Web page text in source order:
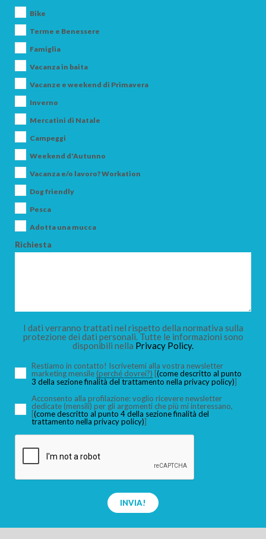
Bike
Terme e Benessere
Famiglia
Vacanza in baita
Vacanze e weekend di Primavera
Inverno
Mercatini di Natale
Campeggi
Weekend d'Autunno
Vacanza e/o lavoro? Workation
Dog friendly
Pesca
Adotta una mucca
Richiesta
I dati verranno trattati nel rispetto della normativa sulla
protezione dei dati personali. Tutte le informazioni sono
disponibili nella Privacy Policy.
Restiamo in contatto! Iscrivetemi alla vostra newsletter
marketing mensile (perché dovrei?) [(come descritto al punto
3 della sezione finalità del trattamento nella privacy policy)]
Acconsento alla profilazione: voglio ricevere newsletter
dedicate (mensili) per gli argomenti che più mi interessano,
[(come descritto al punto 4 della sezione finalità del
trattamento nella privacy policy)]
INVIA!